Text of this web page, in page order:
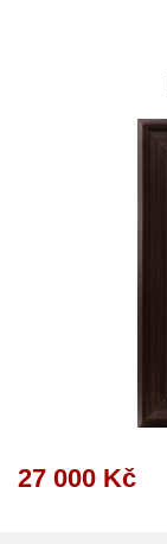
27 000 Kč